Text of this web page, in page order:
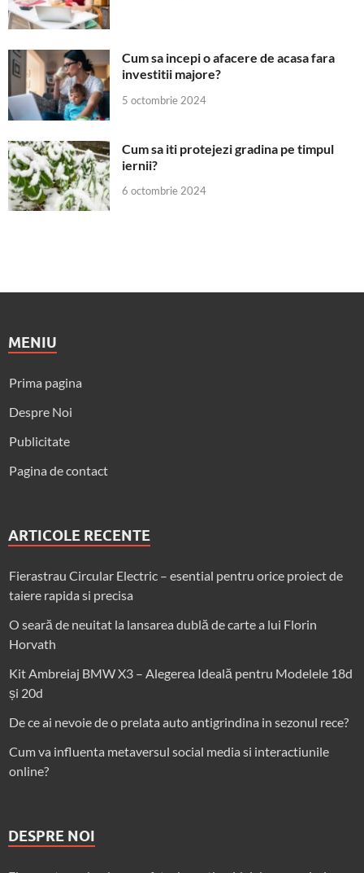
Cum sa incepi o afacere de acasa fara
investitii majore?
5 octombrie 2024
Cum sa iti protejezi gradina pe timpul
iernii?
6 octombrie 2024
MENIU
Prima pagina
Despre Noi
Publicitate
Pagina de contact
ARTICOLE RECENTE
Fierastrau Circular Electric – esential pentru orice proiect de
taiere rapida si precisa
O seară de neuitat la lansarea dublă de carte a lui Florin
Horvath
Kit Ambreiaj BMW X3 – Alegerea Ideală pentru Modelele 18d
și 20d
De ce ai nevoie de o prelata auto antigrindina in sezonul rece?
Cum va influenta metaversul social media si interactiunile
online?
DESPRE NOI